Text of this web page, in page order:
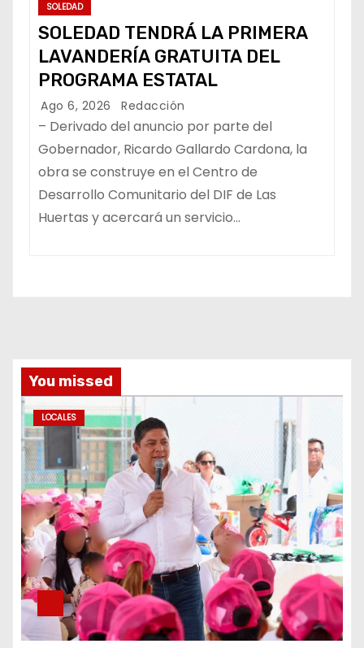
SOLEDAD
SOLEDAD TENDRÁ LA PRIMERA
LAVANDERÍA GRATUITA DEL
PROGRAMA ESTATAL
Ago 6, 2026 Redacción
– Derivado del anuncio por parte del
Gobernador, Ricardo Gallardo Cardona, la
obra se construye en el Centro de
Desarrollo Comunitario del DIF de Las
Huertas y acercará un servicio…
You missed
LOCALES